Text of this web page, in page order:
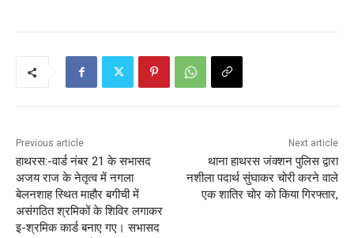
Previous article
हाथरस:-वार्ड नंबर 21 के सभासद
अजय राज के नेतृत्व में नगला
बेलनशाह स्थित माहौर बगीची में
असंगठित श्रमिकों के शिविर लगाकर
इ-श्रमिक कार्ड बनाए गए। सभासद
Next article
थाना हाथरस जंक्शन पुलिस द्वारा
नशीला पदार्थ सुंघाकर चोरी करने वाले
एक शातिर चोर को किया गिरफ्तार,